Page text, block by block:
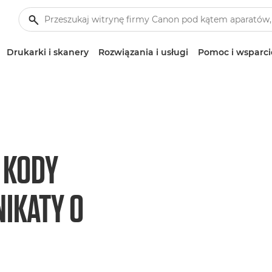
Drukarki i skanery Rozwiązania i usługi Pomoc i
O